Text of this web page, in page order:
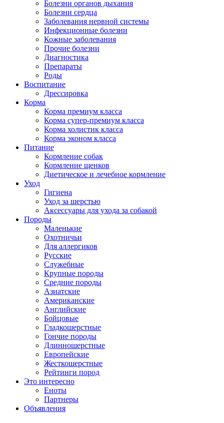
Болезни органов дыхания
Болезни сердца
Заболевания нервной системы
Инфекционные болезни
Кожные заболевания
Прочие болезни
Диагностика
Препараты
Роды
Воспитание
Дрессировка
Корма
Корма премиум класса
Корма супер-премиум класса
Корма холистик класса
Корма эконом класса
Питание
Кормление собак
Кормление щенков
Диетическое и лечебное кормление
Уход
Гигиена
Уход за шерстью
Аксессуары для ухода за собакой
Породы
Маленькие
Охотничьи
Для аллергиков
Русские
Служебные
Крупные породы
Средние породы
Азиатские
Американские
Английские
Бойцовые
Гладкошерстные
Гончие породы
Длинношерстные
Европейские
Жесткошерстные
Рейтинги пород
Это интересно
Еноты
Партнеры
Объявления